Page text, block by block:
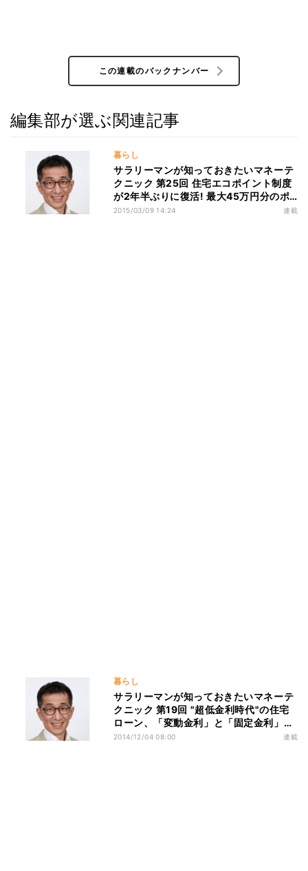
この連載のバックナンバー
編集部が選ぶ関連記事
暮らし
サラリーマンが知っておきたいマネーテ
クニック 第25回 住宅エコポイント制度
が2年半ぶりに復活! 最大45万円分のポ
イントがもらえる!
2015/03/09 14:24 連載
暮らし
サラリーマンが知っておきたいマネーテ
クニック 第19回 "超低金利時代"の住宅
ローン、「変動金利」と「固定金利」の
どちらを選ぶ?
2014/12/04 08:00 連載